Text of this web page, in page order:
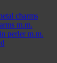
charms
m.m.
perler m.m.